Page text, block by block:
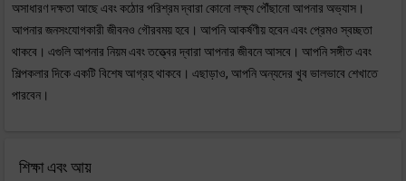
অসাধারণ দক্ষতা আছে এবং কঠোর পরিশ্রম দ্বারা কোনো লক্ষ্য পৌঁছানো আপনার অভ্যাস।
আপনার জনসংযোগকারী জীবনও গৌরবময় হবে। আপনি আকর্ষণীয় হবেন এবং প্রেমও স্বচ্ছতা
থাকবে। এগুলি আপনার নিয়ম এবং তত্ত্বের দ্বারা আপনার জীবনে আসবে। আপনি সঙ্গীত এবং
শিল্পকলার দিকে একটি বিশেষ আগ্রহ থাকবে। এছাড়াও, আপনি অন্যদের খুব ভালভাবে শেখাতে
পারবেন।
শিক্ষা এবং আয়